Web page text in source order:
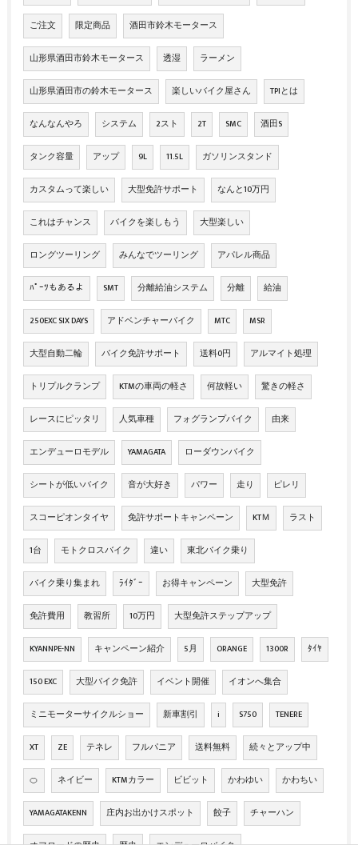
ご注文 限定商品 酒田市鈴木モータース
山形県酒田市鈴木モータース 透湿 ラーメン
山形県酒田市の鈴木モータース 楽しいバイク屋さん TPIとは
なんなんやろ システム 2スト 2T SMC 酒田S
タンク容量 アップ 9L 11.5L ガソリンスタンド
カスタムって楽しい 大型免許サポート なんと10万円
これはチャンス バイクを楽しもう 大型楽しい
ロングツーリング みんなでツーリング アパレル商品
ﾊﾟｰﾂもあるよ SMT 分離給油システム 分離 給油
250EXC SIX DAYS アドベンチャーバイク MTC MSR
大型自動二輪 バイク免許サポート 送料0円 アルマイト処理
トリプルクランプ KTMの車両の軽さ 何故軽い 驚きの軽さ
レースにピッタリ 人気車種 フォグランプバイク 由来
エンデューロモデル YAMAGATA ローダウンバイク
シートが低いバイク 音が大好き パワー 走り ピレリ
スコーピオンタイヤ 免許サポートキャンペーン KTＭ ラスト
1台 モトクロスバイク 違い 東北バイク乗り
バイク乗り集まれ ﾗｲﾀﾞｰ お得キャンペーン 大型免許
免許費用 教習所 10万円 大型免許ステップアップ
KYANNPE-NN キャンペーン紹介 5月 ORANGE 1300R ﾀｲﾔ
150 EXC 大型バイク免許 イベント開催 イオンへ集合
ミニモーターサイクルショー 新車割引 i S750 TENERE
XT ZE テネレ フルパニア 送料無料 続々とアップ中
🍊 ネイビー KTMカラー ビビット かわゆい かわちい
YAMAGATAKENN 庄内お出かけスポット 餃子 チャーハン